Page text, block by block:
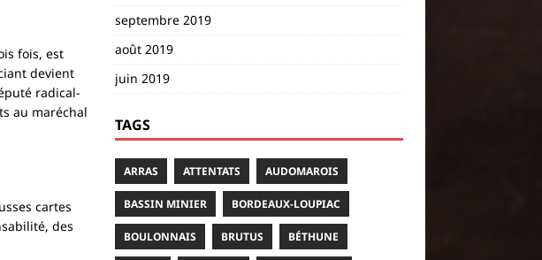
fois, est
devient
radical-
au maréchal
cartes
des
septembre 2019
août 2019
juin 2019
TAGS
ARRAS ATTENTATS AUDOMAROIS
BASSIN MINIER BORDEAUX-LOUPIAC
BOULONNAIS BRUTUS BÉTHUNE